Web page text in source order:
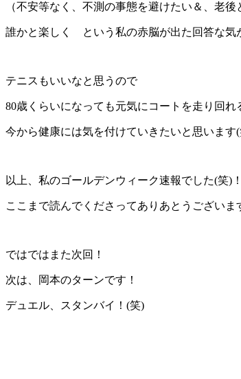
（不安等なく、不測の事態を避けたい＆、老
誰かと楽しく という私の赤脳が出た回答な気
テニスもいいなと思うので
80歳くらいになっても元気にコートを走り回れ
今から健康には気を付けていきたいと思います
以上、私のゴールデンウィーク速報でした(笑)！
ここまで読んでくださってありあとうございま
ではではまた次回！
次は、岡本のターンです！
デュエル、スタンバイ！(笑)